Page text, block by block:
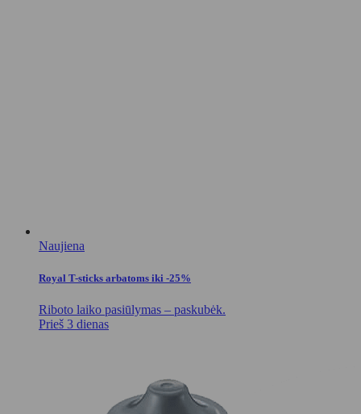
Naujiena
Royal T-sticks arbatoms iki -25%
Riboto laiko pasiūlymas – paskubėk.
Prieš 3 dienas